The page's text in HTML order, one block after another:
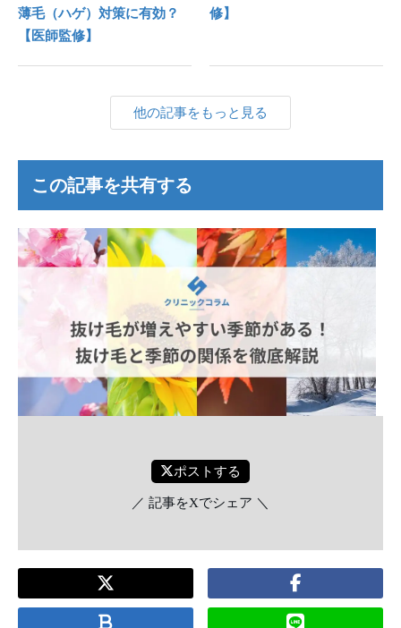
薄毛（ハゲ）対策に有効？
【医師監修】
修】
他の記事をもっと見る
この記事を共有する
ポストする
／ 記事をXでシェア ＼